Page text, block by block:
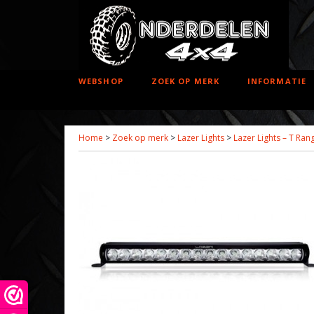
WEBSHOP ZOEK OP MERK INFORMATIE
Home > Zoek op merk > Lazer Lights > Lazer Lights – T